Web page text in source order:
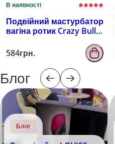
В наявності
Подвійний мастурбатор
вагіна ротик Crazy Bull
584грн.
Блог
Блог